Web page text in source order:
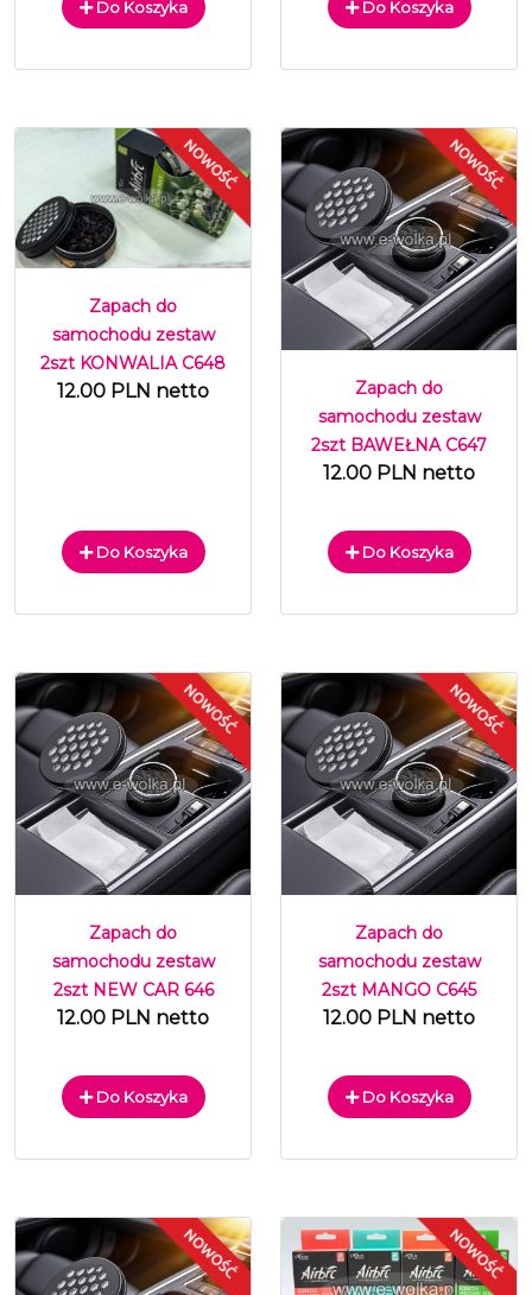
Do Koszyka Do Koszyka
Zapach do
samochodu zestaw
2szt KONWALIA C648
12.00 PLN netto
Do Koszyka
Zapach do
samochodu zestaw
2szt BAWEŁNA C647
12.00 PLN netto
Do Koszyka
Zapach do
samochodu zestaw
2szt NEW CAR 646
12.00 PLN netto
Do Koszyka
Zapach do
samochodu zestaw
2szt MANGO C645
12.00 PLN netto
Do Koszyka